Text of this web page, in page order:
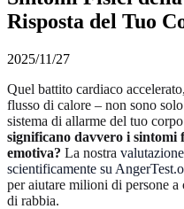
Risposta del Tuo
2025/11/27
Quel battito cardiaco
flusso di calore – non sono
sistema di allarme del tuo
significano davvero i sintomi
emotiva? La nostra
scientificamente su
per aiutare milioni di persone
di rabbia.